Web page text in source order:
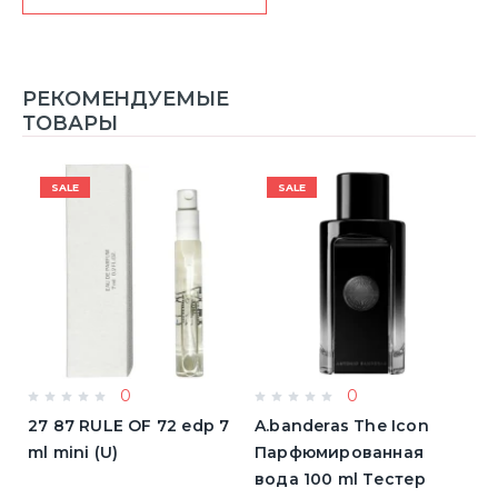
РЕКОМЕНДУЕМЫЕ
ТОВАРЫ
SALE
0
27 87 RULE OF 72 edp 7
ml mini (U)
SALE
0
A.banderas The Icon
Парфюмированная
вода 100 ml Тестер